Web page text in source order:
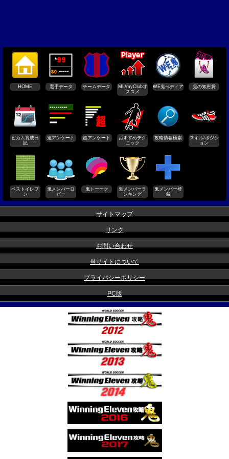
HOME 選手データ チームデータ
ML/myClubオ
ススメ
WE鬼ぺディア 鬼の知恵袋
ビカム育成日
記
鬼アンケート 超アンケート
おすすめテク
ニック
攻略情報検索
スキル/ポジシ
ョン
ベストイレブ
ン
鬼メンバーロ
ビー
鬼トーーク
鬼メンバーラ
ンキング
鬼メンバー登
録
サイトマップ
リンク
お問い合わせ
当サイトについて
プライバシーポリシー
PC版